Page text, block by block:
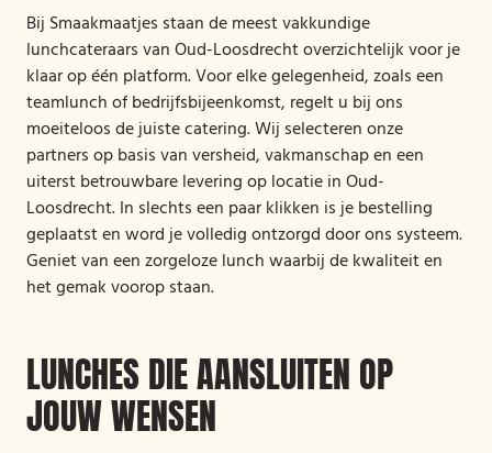
Bij Smaakmaatjes staan de meest vakkundige
lunchcateraars van Oud-Loosdrecht overzichtelijk voor je
klaar op één platform. Voor elke gelegenheid, zoals een
teamlunch of bedrijfsbijeenkomst, regelt u bij ons
moeiteloos de juiste catering. Wij selecteren onze
partners op basis van versheid, vakmanschap en een
uiterst betrouwbare levering op locatie in Oud-
Loosdrecht. In slechts een paar klikken is je bestelling
geplaatst en word je volledig ontzorgd door ons systeem.
Geniet van een zorgeloze lunch waarbij de kwaliteit en
het gemak voorop staan.
LUNCHES DIE AANSLUITEN OP
JOUW WENSEN